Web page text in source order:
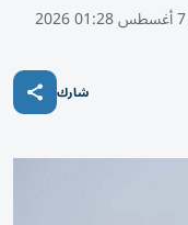
7 أغسطس 01:28 2026
شارك